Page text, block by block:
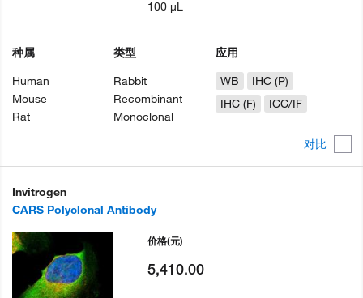
对比
种属
Human
Mouse
Rat
类型
Rabbit
Recombinant
Monoclonal
应用
WB
IHC (P)
IHC (F)
ICC/IF
100 µL
Invitrogen
CARS Polyclonal Antibody
价格(元)
5,410.00